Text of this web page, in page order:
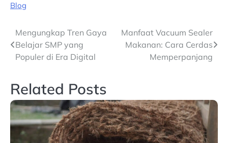
Blog
Navigasi
pos
Mengungkap Tren Gaya
Belajar SMP yang
Populer di Era Digital
Manfaat Vacuum Sealer
Makanan: Cara Cerdas
Memperpanjang
Related Posts